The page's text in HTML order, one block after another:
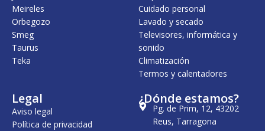
Meireles
Orbegozo
Smeg
Taurus
Teka
Cuidado personal
Lavado y secado
Televisores, informática y
sonido
Climatización
Termos y calentadores
Legal
Aviso legal
Política de privacidad
¿Dónde estamos?
Pg. de Prim, 12, 43202
Reus, Tarragona